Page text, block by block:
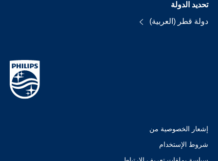
تحديد الدولة
دولة قطر (العربية)
إشعار الخصوصية من
شروط الإستخدام